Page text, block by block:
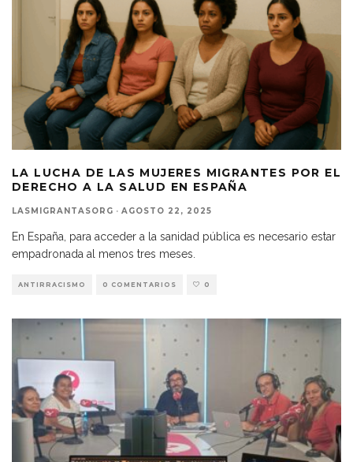
LA LUCHA DE LAS MUJERES MIGRANTES POR EL
DERECHO A LA SALUD EN ESPAÑA
LASMIGRANTASORG · AGOSTO 22, 2025
En España, para acceder a la sanidad pública es necesario estar
empadronada al menos tres meses.
ANTIRRACISMO 0 COMENTARIOS 0